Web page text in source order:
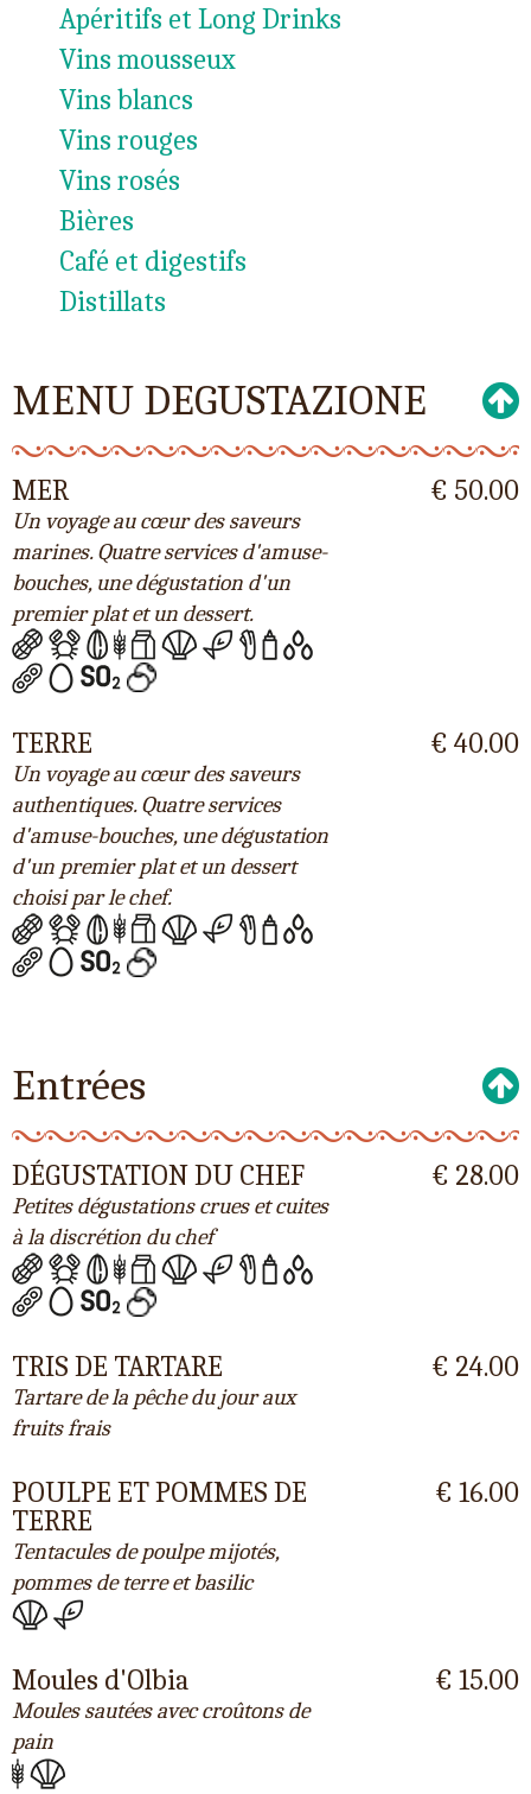
Apéritifs et Long Drinks
Vins mousseux
Vins blancs
Vins rouges
Vins rosés
Bières
Café et digestifs
Distillats
MENU DEGUSTAZIONE
MER
Un voyage au cœur des saveurs
marines. Quatre services d'amuse-
bouches, une dégustation d'un
premier plat et un dessert.
€ 50.00
TERRE
Un voyage au cœur des saveurs
authentiques. Quatre services
d'amuse-bouches, une dégustation
d'un premier plat et un dessert
choisi par le chef.
€ 40.00
Entrées
DÉGUSTATION DU CHEF
Petites dégustations crues et cuites
à la discrétion du chef
€ 28.00
TRIS DE TARTARE
Tartare de la pêche du jour aux
fruits frais
€ 24.00
POULPE ET POMMES DE
TERRE
Tentacules de poulpe mijotés,
pommes de terre et basilic
€ 16.00
Moules d'Olbia
Moules sautées avec croûtons de
pain
€ 15.00